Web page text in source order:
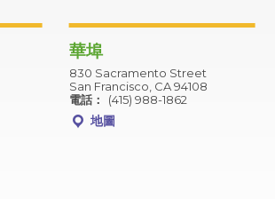
華埠
830 Sacramento Street
San Francisco, CA 94108
電話：
(415) 988-1862
地圖